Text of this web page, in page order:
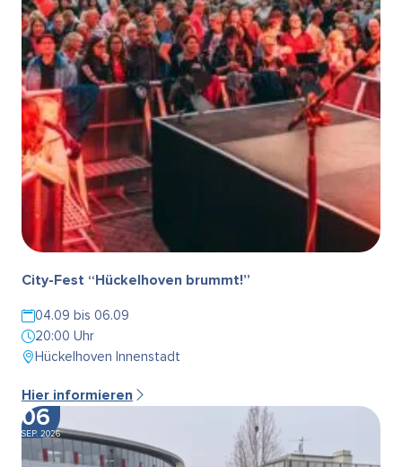
City-Fest “Hückelhoven brummt!”
04.09 bis 06.09
20:00 Uhr
Hückelhoven Innenstadt
Hier informieren
06
SEP. 2026